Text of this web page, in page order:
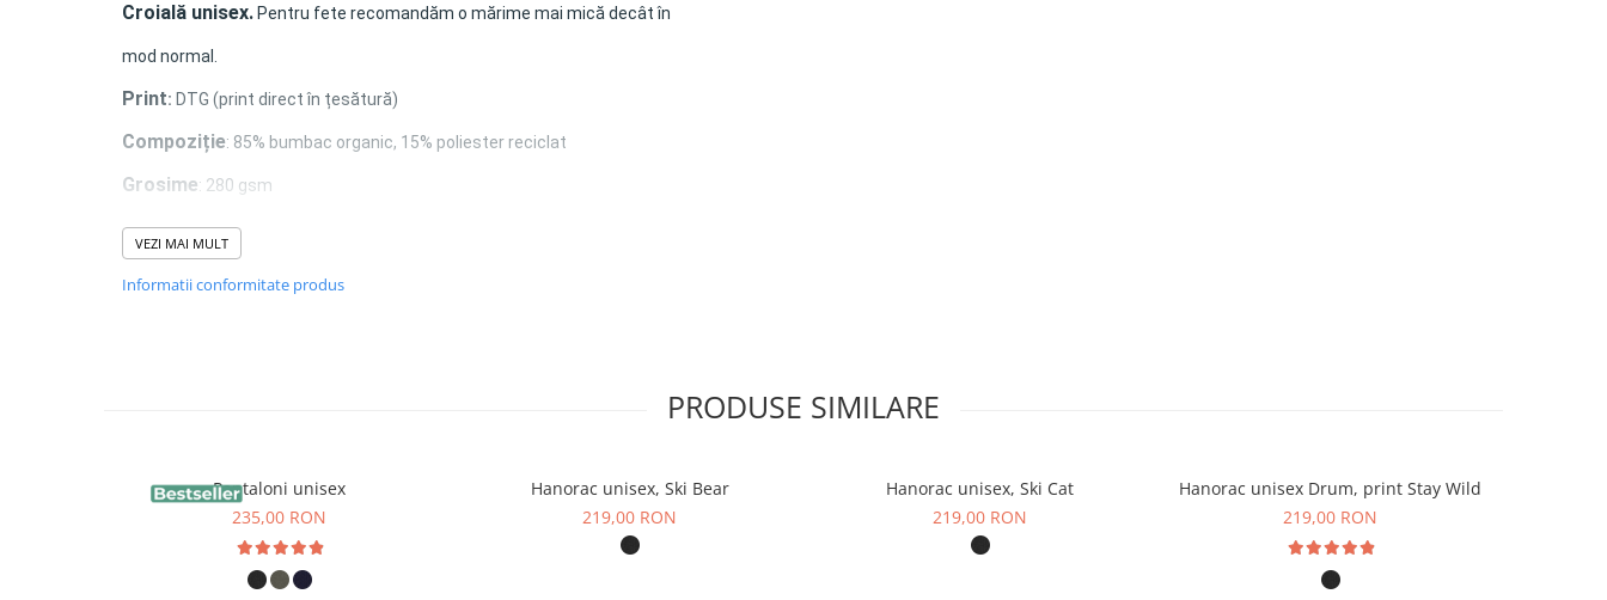
Croială unisex. Pentru fete recomandăm o mărime mai mică decât în
mod normal.
Print: DTG (print direct în țesătură)
Compoziție: 85% bumbac organic, 15% poliester reciclat
Grosime: 280 gsm
micro-fibre și scame.
Creează un strat mai moale, dar mai fragil față de structura compactă a
VEZI MAI MULT
Informatii conformitate produs
PRODUSE SIMILARE
Pantaloni unisex
235,00 RON
Hanorac unisex, Ski Bear
219,00 RON
Hanorac unisex, Ski Cat
219,00 RON
Hanorac unisex Drum, print Stay Wild
219,00 RON